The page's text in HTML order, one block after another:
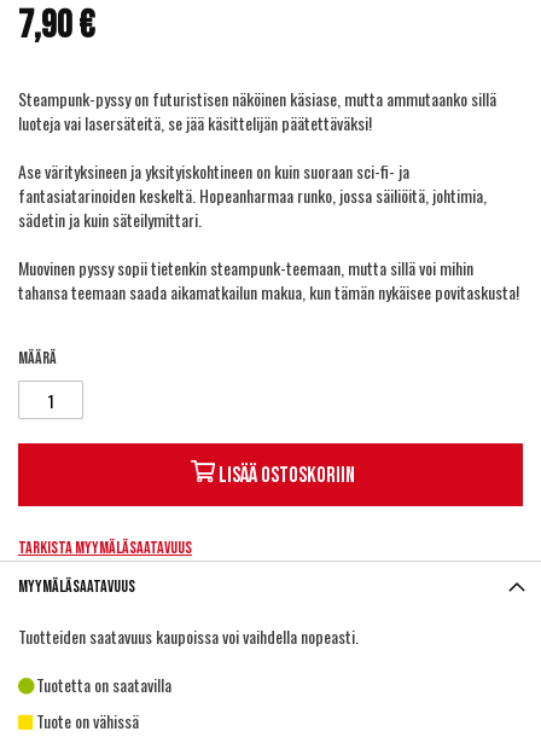
images
gallery
7,90 €
Steampunk-pyssy on futuristisen näköinen käsiase, mutta ammutaanko sillä
luoteja vai lasersäteitä, se jää käsittelijän päätettäväksi!
Ase värityksineen ja yksityiskohtineen on kuin suoraan sci-fi- ja
fantasiatarinoiden keskeltä. Hopeanharmaa runko, jossa säiliöitä, johtimia,
sädetin ja kuin säteilymittari.
Muovinen pyssy sopii tietenkin steampunk-teemaan, mutta sillä voi mihin
tahansa teemaan saada aikamatkailun makua, kun tämän nykäisee povitaskusta!
Määrä
Lisää ostoskoriin
Tarkista myymäläsaatavuus
Myymäläsaatavuus
Tuotteiden saatavuus kaupoissa voi vaihdella nopeasti.
Tuotetta on saatavilla
Tuote on vähissä